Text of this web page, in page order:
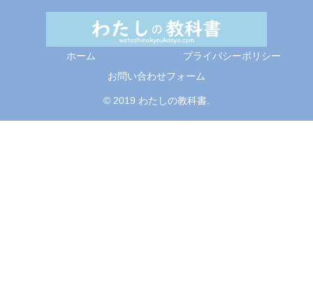
ホーム
プライバシーポリシー
お問い合わせフォーム
© 2019 わたしの教科書.